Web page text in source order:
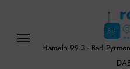
content
Hameln 99.3 - Bad